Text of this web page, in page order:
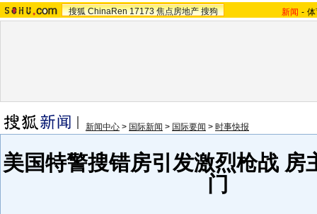
搜狐 ChinaRen 17173 焦点房地产 搜狗 新闻 -
新闻中心 > 国际新闻 > 国际要闻 > 时事快报
美国特警搜错房引发激烈枪战 房
门